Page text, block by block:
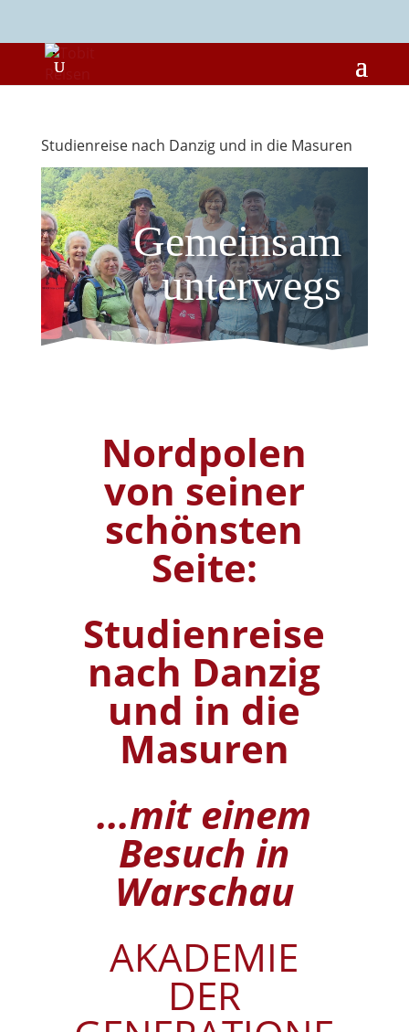
Studienreise nach Danzig und in die Masuren
Gemeinsam
unterwegs
Nordpolen
von seiner
schönsten
Seite:
Studienreise
nach Danzig
und in die
Masuren
...mit einem
Besuch in
Warschau
AKADEMIE
DER